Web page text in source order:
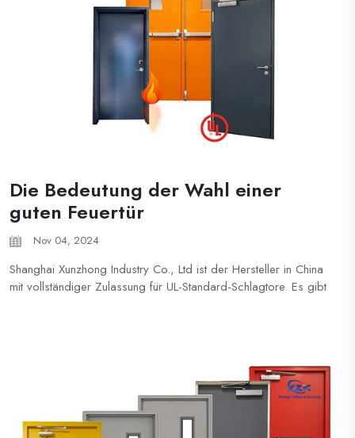
Die Bedeutung der Wahl einer
guten Feuertür
Nov 04, 2024
Shanghai Xunzhong Industry Co., Ltd ist der Hersteller in China
mit vollständiger Zulassung für UL-Standard-Schlagtore. Es gibt